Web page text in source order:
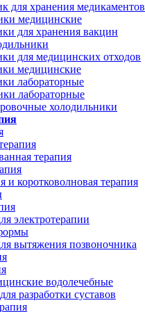
для хранения медикаментов
медицинские
для хранения вакцин
для медицинских отходов
медицинские
лабораторные
лабораторные
холодильники
терапия
и коротковолновая терапия
электротерапии
вытяжения позвоночника
водолечебные
разработки суставов